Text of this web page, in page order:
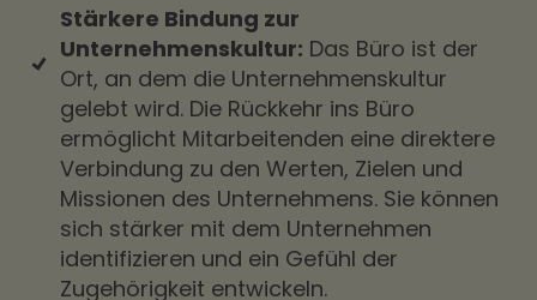
Stärkere Bindung zur
Unternehmenskultur: Das Büro ist der
Ort, an dem die Unternehmenskultur
gelebt wird. Die Rückkehr ins Büro
ermöglicht Mitarbeitenden eine direktere
Verbindung zu den Werten, Zielen und
Missionen des Unternehmens. Sie können
sich stärker mit dem Unternehmen
identifizieren und ein Gefühl der
Zugehörigkeit entwickeln.